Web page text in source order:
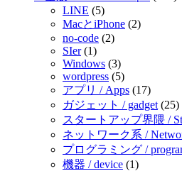
LINE (5)
MacとiPhone (2)
no-code (2)
SIer(1)
Windows (3)
wordpress (5)
アプリ / Apps (17)
ガジェット / gadget (25)
スタートアップ界隈 /
ネットワーク系 /
プログラミング /
機器 / device (1)